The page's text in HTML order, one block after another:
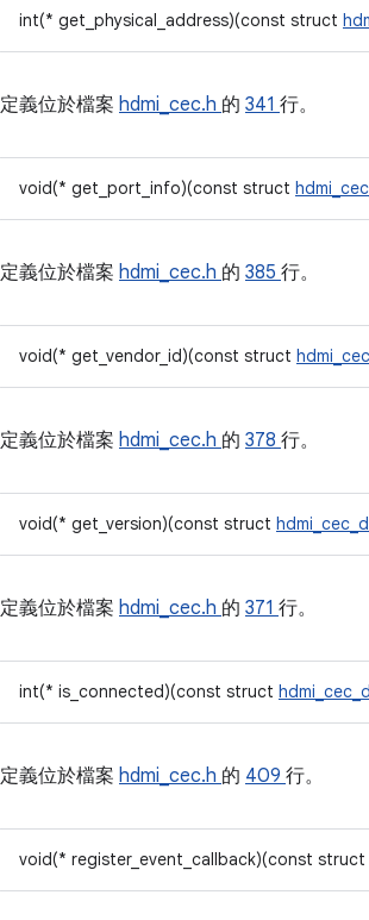
int(* get_physical_address)(const struct
定義位於檔案 hdmi_cec.h 的 341 行。
void(* get_port_info)(const struct
定義位於檔案 hdmi_cec.h 的 385 行。
void(* get_vendor_id)(const struct
定義位於檔案 hdmi_cec.h 的 378 行。
void(* get_version)(const struct
定義位於檔案 hdmi_cec.h 的 371 行。
int(* is_connected)(const struct
定義位於檔案 hdmi_cec.h 的 409 行。
void(* register_event_callback)(const struct